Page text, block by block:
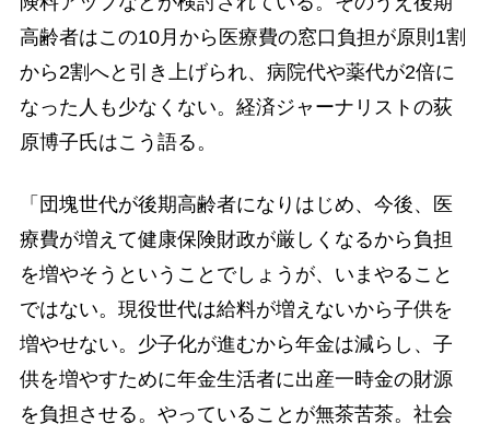
高齢者はこの10月から医療費の窓口負担が原則1割
から2割へと引き上げられ、病院代や薬代が2倍に
なった人も少なくない。経済ジャーナリストの荻
原博子氏はこう語る。
「団塊世代が後期高齢者になりはじめ、今後、医
療費が増えて健康保険財政が厳しくなるから負担
を増やそうということでしょうが、いまやること
ではない。現役世代は給料が増えないから子供を
増やせない。少子化が進むから年金は減らし、子
供を増やすために年金生活者に出産一時金の財源
を負担させる。やっていることが無茶苦茶。社会